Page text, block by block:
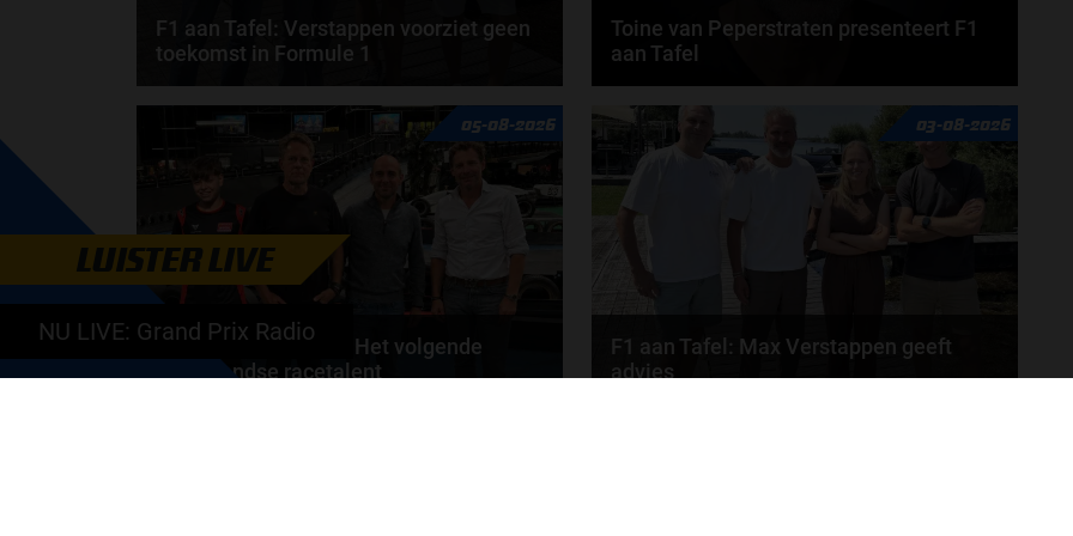
F1 aan Tafel: Verstappen voorziet geen
toekomst in Formule 1
Max Verstappen wil géén Formule 1-team, de FIA en
de motorfabrikanten zaten niet op één lijn en...
de redactie van Grand Prix Radio
Toine van Peperstraten presenteert F1
aan Tafel
Rob van Someren, Beitske Visser en Frans
Verschuur schuiven aan in de nieuwe F1 aan Tafel.
Iedere...
door
05-08-2026
Autosport aan Tafel: Het volgende
Nederlandse racetalent
03-08-2026
F1 aan Tafel: Max Verstappen geeft
advies
LUISTER LIVE
NU LIVE: Grand Prix Radio